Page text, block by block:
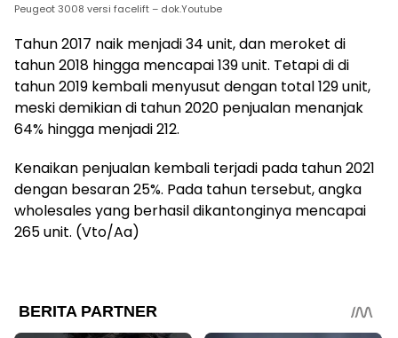
Peugeot 3008 versi facelift – dok.Youtube
Tahun 2017 naik menjadi 34 unit, dan meroket di
tahun 2018 hingga mencapai 139 unit. Tetapi di di
tahun 2019 kembali menyusut dengan total 129 unit,
meski demikian di tahun 2020 penjualan menanjak
64% hingga menjadi 212.
Kenaikan penjualan kembali terjadi pada tahun 2021
dengan besaran 25%. Pada tahun tersebut, angka
wholesales yang berhasil dikantonginya mencapai
265 unit. (Vto/Aa)